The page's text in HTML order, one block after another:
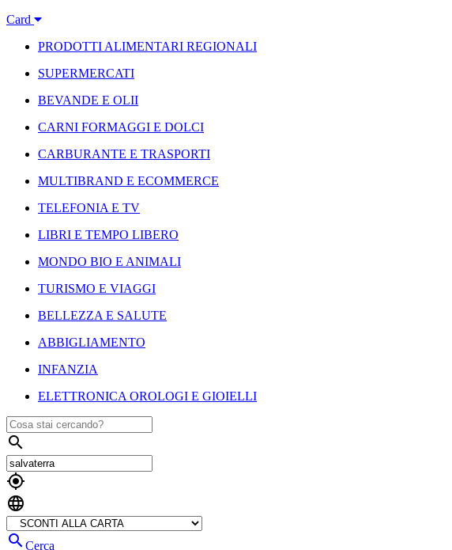
Card
PRODOTTI ALIMENTARI REGIONALI
SUPERMERCATI
BEVANDE E OLII
CARNI FORMAGGI E DOLCI
CARBURANTE E TRASPORTI
MULTIBRAND E ECOMMERCE
TELEFONIA E TV
LIBRI E TEMPO LIBERO
MONDO BIO E ANIMALI
TURISMO E VIAGGI
BELLEZZA E SALUTE
ABBIGLIAMENTO
INFANZIA
ELETTRONICA OROLOGI E GIOIELLI



Cerca